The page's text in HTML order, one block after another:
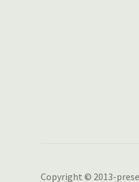
Copyright © 2013-